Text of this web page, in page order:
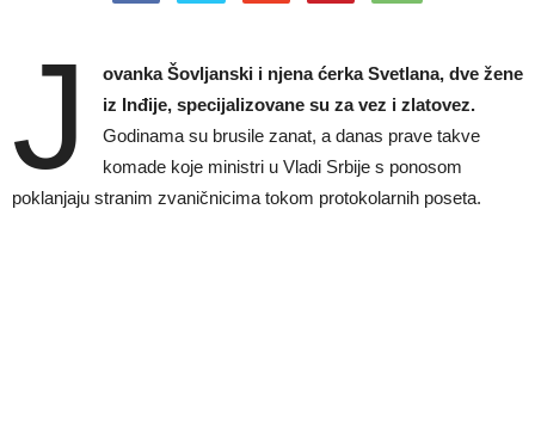
J
ovanka Šovljanski i njena ćerka Svetlana, dve žene
iz Inđije, specijalizovane su za vez i zlatovez.
Godinama su brusile zanat, a danas prave takve
komade koje ministri u Vladi Srbije s ponosom
poklanjaju stranim zvaničnicima tokom protokolarnih poseta.